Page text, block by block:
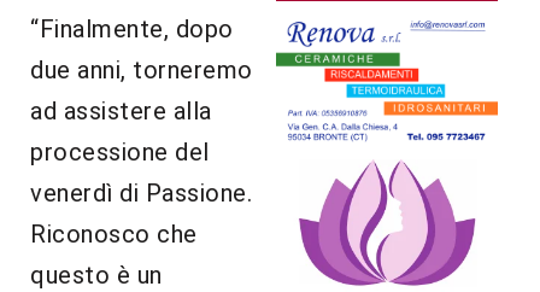
“Finalmente, dopo
due anni, torneremo
ad assistere alla
processione del
venerdì di Passione.
Riconosco che
questo è un